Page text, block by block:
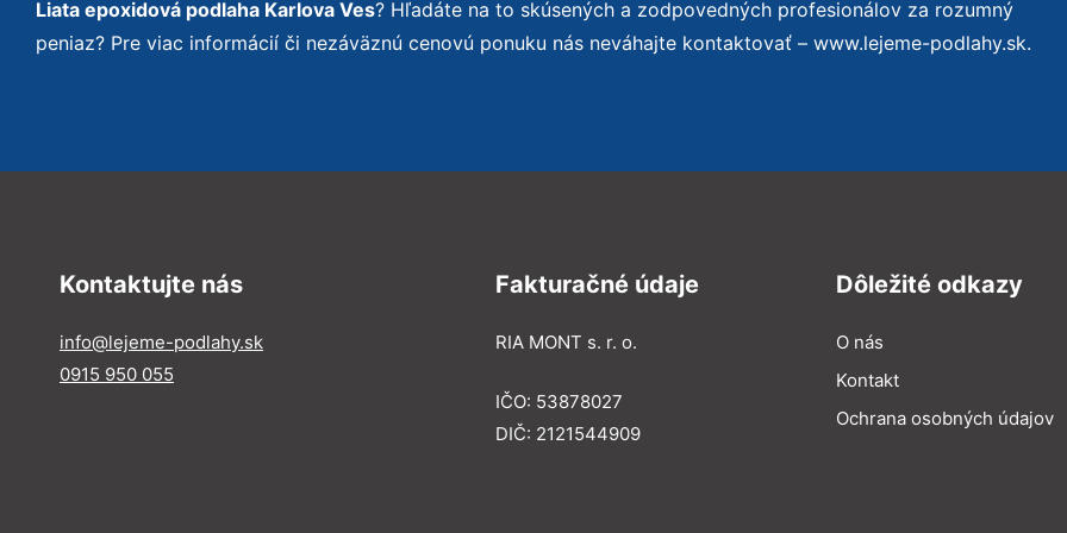
Liata epoxidová podlaha Karlova Ves? Hľadáte na to skúsených a zodpovedných profesionálov za rozumný
peniaz? Pre viac informácií či nezáväznú cenovú ponuku nás neváhajte kontaktovať – www.lejeme-podlahy.sk.
Kontaktujte nás
info@lejeme-podlahy.sk
0915 950 055
Fakturačné údaje
RIA MONT s. r. o.
IČO: 53878027
DIČ: 2121544909
Dôležité odkazy
O nás
Kontakt
Ochrana osobných údajov